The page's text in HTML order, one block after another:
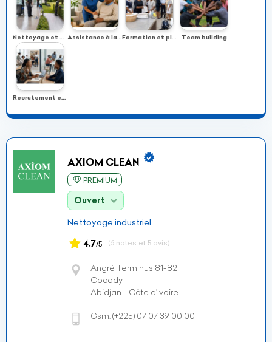
Nettoyage et entretien des locaux et espaces verts Assistance à la personne âgée, malade ou handicapée Formation et placement du personnel de maison Team building
Recrutement et gestion du personnel
AXIOM CLEAN
PREMIUM
Ouvert
Nettoyage industriel
4.7/5 (6 notes et 5 avis)
Angré Terminus 81-82
Cocody
Abidjan - Côte d’Ivoire
Gsm:(+225) 07 07 39 00 00